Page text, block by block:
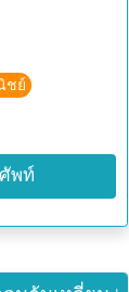
ไม้ไผ่นั่งร้าน
ปลาย #ไม้
#ไผ่ผ่าซีก
#ไม้ลงทะเล
ำไย #ไม้ไผ่
ไม้ดามต้นไม้
ค้ำทุนเรียน
ชย์
พท์